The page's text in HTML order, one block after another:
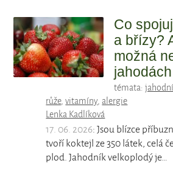
Co
a břízy?
možná
jahodách
témata:
růže,vitamíny,alergie
Lenka Kadlíková
17. 06. 2026: Jsou blízce
tvoří koktejl ze 350 látek, celá
plod. Jahodník velkoplodý je…